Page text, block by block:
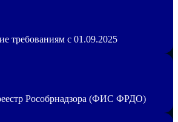
требованиям с 01.09.2025
Рособрнадзора (ФИС ФРДО)